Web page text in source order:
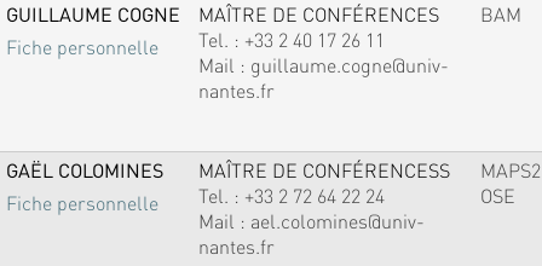
GUILLAUME COGNE
Fiche personnelle
MAÎTRE DE CONFÉRENCES
Tel. : +33 2 40 17 26 11
Mail : guillaume.cogne@univ-
nantes.fr
BAM
GAËL COLOMINES
Fiche personnelle
MAÎTRE DE CONFÉRENCESS
Tel. : +33 2 72 64 22 24
Mail : ael.colomines@univ-
nantes.fr
MAPS2
OSE